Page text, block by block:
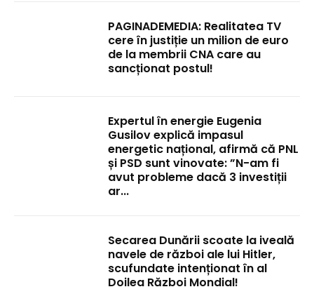
PAGINADEMEDIA: Realitatea TV
cere în justiție un milion de euro
de la membrii CNA care au
sancționat postul!
Expertul în energie Eugenia
Gusilov explică impasul
energetic național, afirmă că PNL
și PSD sunt vinovate: ”N-am fi
avut probleme dacă 3 investiții
ar...
Secarea Dunării scoate la iveală
navele de război ale lui Hitler,
scufundate intenționat în al
Doilea Război Mondial!